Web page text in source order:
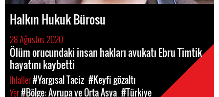
Halkın Hukuk Bürosu
28 Ağustos 2020
Ölüm orucundaki insan hakları avukatı Ebru Timtik
hayatını kaybetti
Ihlaller#Yargısal Taciz #Keyfi gözaltı
Yer#Bölge: Avrupa ve Orta Asya #Türkiye